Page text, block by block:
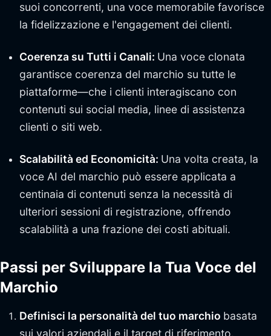
suoi concorrenti, una voce memorabile favorisce
la fidelizzazione e l'engagement dei clienti.
Coerenza su Tutti i Canali: Una voce clonata
garantisce coerenza del marchio su tutte le
piattaforme—che i clienti interagiscano con
contenuti sui social media, linee di assistenza
clienti o siti web.
Scalabilità ed Economicità: Una volta creata, la
voce AI del marchio può essere applicata a
centinaia di contenuti senza la necessità di
ulteriori sessioni di registrazione, offrendo
scalabilità a una frazione dei costi abituali.
Passi per Sviluppare la Tua Voce del
Marchio
Definisci la personalità del tuo marchio basata
sui valori aziendali e il target di riferimento.